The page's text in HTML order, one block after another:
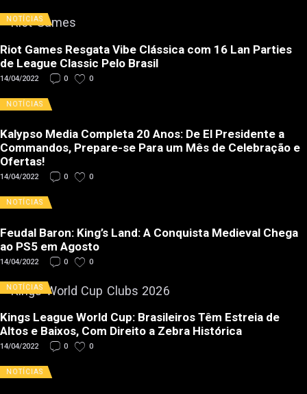
NOTÍCIAS
Riot Games Resgata Vibe Clássica com 16 Lan Parties
de League Classic Pelo Brasil
14/04/2022 0 0
NOTÍCIAS
Kalypso Media Completa 20 Anos: De El Presidente a
Commandos, Prepare-se Para um Mês de Celebração e
Ofertas!
14/04/2022 0 0
NOTÍCIAS
Feudal Baron: King’s Land: A Conquista Medieval Chega
ao PS5 em Agosto
14/04/2022 0 0
NOTÍCIAS
Kings League World Cup: Brasileiros Têm Estreia de
Altos e Baixos, Com Direito a Zebra Histórica
14/04/2022 0 0
NOTÍCIAS